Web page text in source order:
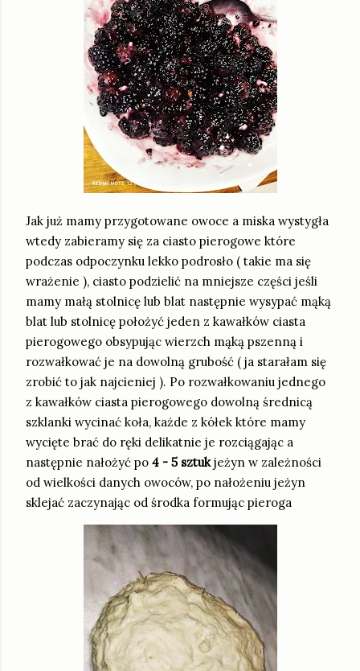
Jak już mamy przygotowane owoce a miska wystygła
wtedy zabieramy się za ciasto pierogowe które
podczas odpoczynku lekko podrosło ( takie ma się
wrażenie ), ciasto podzielić na mniejsze części jeśli
mamy małą stolnicę lub blat następnie wysypać mąką
blat lub stolnicę położyć jeden z kawałków ciasta
pierogowego obsypując wierzch mąką pszenną i
rozwałkować je na dowolną grubość ( ja starałam się
zrobić to jak najcieniej ). Po rozwałkowaniu jednego
z kawałków ciasta pierogowego dowolną średnicą
szklanki wycinać koła, każde z kółek które mamy
wycięte brać do ręki delikatnie je rozciągając a
następnie nałożyć po 4 - 5 sztukjeżyn w zależności
od wielkości danych owoców, po nałożeniu jeżyn
sklejać zaczynając od środka formując pieroga